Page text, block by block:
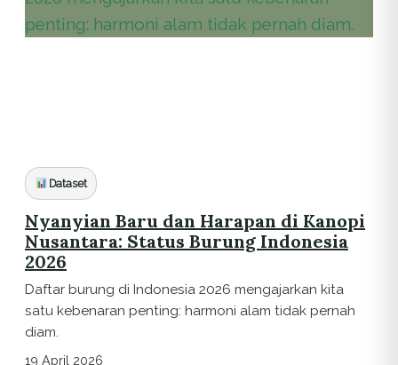
Dataset
Nyanyian Baru dan Harapan di Kanopi
Nusantara: Status Burung Indonesia
2026
Daftar burung di Indonesia 2026 mengajarkan kita
satu kebenaran penting: harmoni alam tidak pernah
diam.
19 April 2026